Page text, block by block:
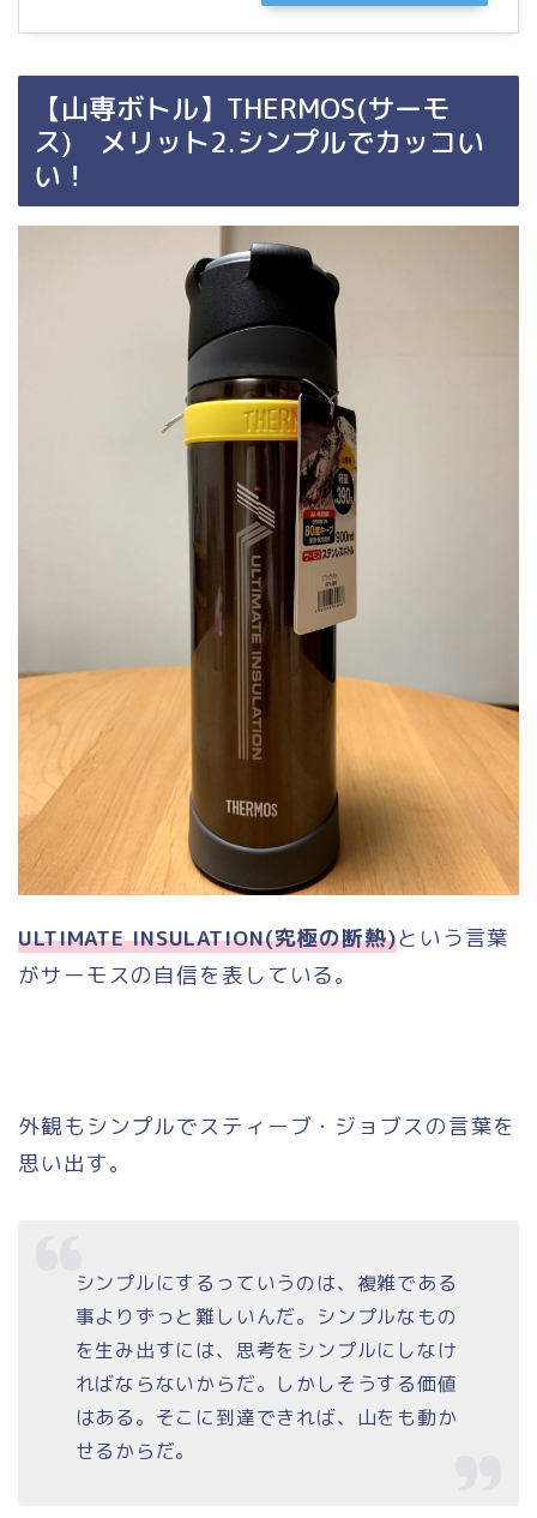
【山専ボトル】THERMOS(サーモ
ス) メリット2.シンプルでカッコい
い！
ULTIMATE INSULATION(究極の断熱)という言葉
がサーモスの自信を表している。
外観もシンプルでスティーブ・ジョブスの言葉を
思い出す。
シンプルにするっていうのは、複雑である
事よりずっと難しいんだ。シンプルなもの
を生み出すには、思考をシンプルにしなけ
ればならないからだ。しかしそうする価値
はある。そこに到達できれば、山をも動か
せるからだ。